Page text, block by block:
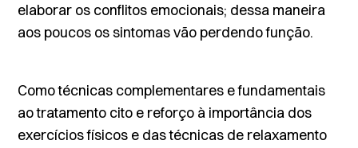
elaborar os conflitos emocionais; dessa maneira
aos poucos os sintomas vão perdendo função.
Como técnicas complementares e fundamentais
ao tratamento cito e reforço à importância dos
exercícios físicos e das técnicas de relaxamento